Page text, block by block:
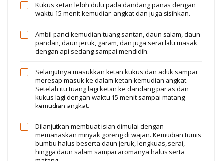
Kukus ketan lebih dulu pada dandang panas dengan
waktu 15 menit kemudian angkat dan juga sisihkan.
Ambil panci kemudian tuang santan, daun salam, daun
pandan, daun jeruk, garam, dan juga serai lalu masak
dengan api sedang sampai mendidih.
Selanjutnya masukkan ketan kukus dan aduk sampai
meresap masuk ke dalam ketan kemudian angkat.
Setelah itu tuang lagi ketan ke dandang panas dan
kukus lagi dengan waktu 15 menit sampai matang
kemudian angkat.
Dilanjutkan membuat isian dimulai dengan
memanaskan minyak goreng di wajan. Kemudian tumis
bumbu halus beserta daun jeruk, lengkuas, serai,
hingga daun salam sampai aromanya halus serta